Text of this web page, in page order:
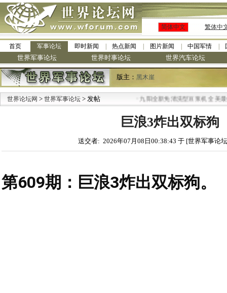
简体中文 繁体中
首页 军事论坛 即时新闻 热点新闻 图片新闻 中国军情
世界军事论坛 世界时事论坛 世界汽车论坛
版主： 黑木崖
世界论坛网 > 世界军事论坛 > 发帖 九阳全新免清洗型豆浆机 全美最低
巨浪3炸出双标狗
送交者: 2026年07月08日00:38:43 于 [世界军事论
第609期：巨浪3炸出双标狗。